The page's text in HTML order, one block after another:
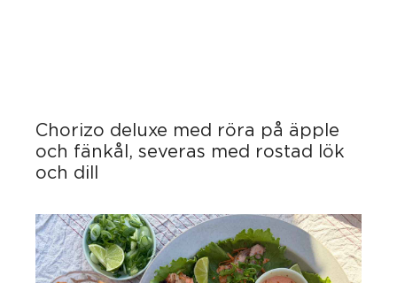
Chorizo deluxe med röra på äpple
och fänkål, severas med rostad lök
och dill